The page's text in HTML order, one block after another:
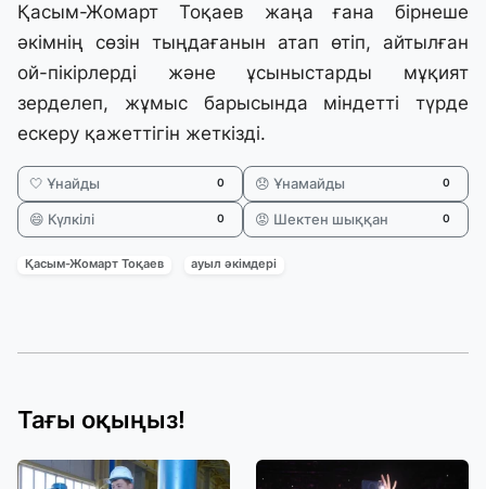
Қасым-Жомарт Тоқаев жаңа ғана бірнеше
әкімнің сөзін тыңдағанын атап өтіп, айтылған
ой-пікірлерді және ұсыныстарды мұқият
зерделеп, жұмыс барысында міндетті түрде
ескеру қажеттігін жеткізді.
🤍 Ұнайды 0 😞 Ұнамайды 0
😄 Күлкілі 0 😡 Шектен шыққан 0
Қасым-Жомарт Тоқаев ауыл әкімдері
Тағы оқыңыз!